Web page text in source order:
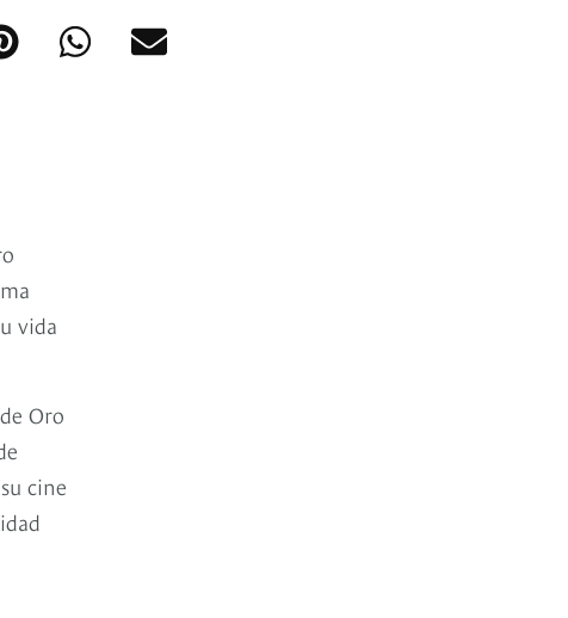
vida
Oro
cine